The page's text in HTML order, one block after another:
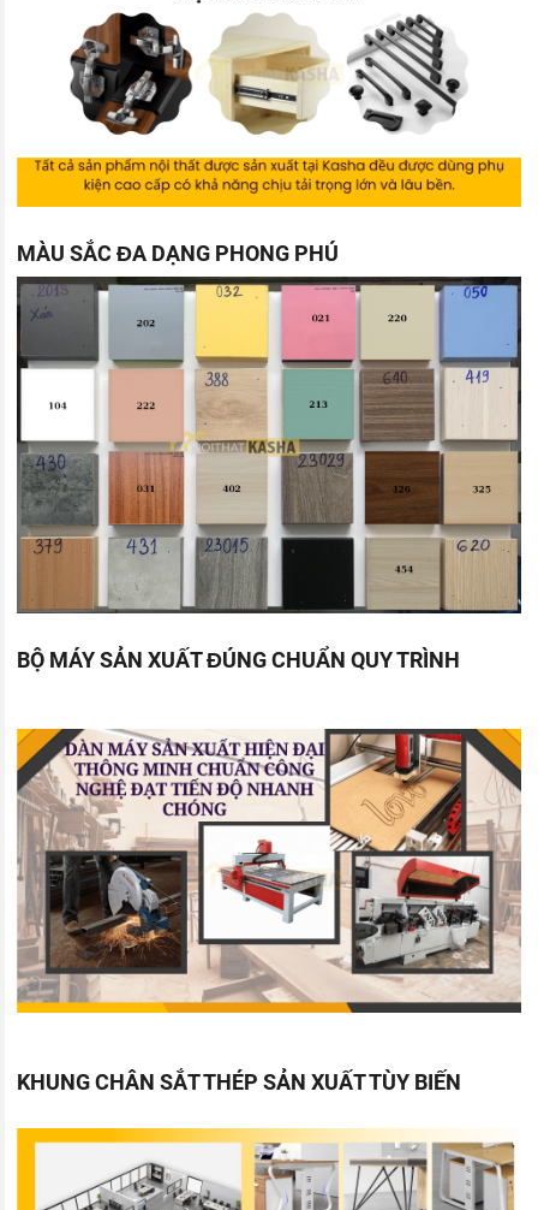
MÀU SẮC ĐA DẠNG PHONG PHÚ
BỘ MÁY SẢN XUẤT ĐÚNG CHUẨN QUY TRÌNH
KHUNG CHÂN SẮT THÉP SẢN XUẤT TÙY BIẾN